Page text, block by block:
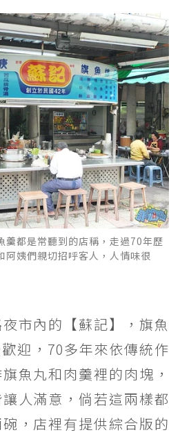
都是常聽到的店稱，走過70年歷
阿姨們親切招呼客人，人情味很
市內的【蘇記】，旗魚
迎，70多年來依傳統作
魚丸和肉羹裡的肉塊，
人滿意，倘若這兩樣都
，店裡有提供綜合版的